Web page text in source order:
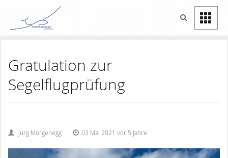
Gratulation zur
Segelflugprüfung
Jürg Morgenegg 03 Mai 2021 vor 5 Jahre